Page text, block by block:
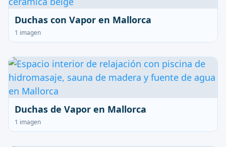
Duchas con Vapor en Mallorca
1 imagen
Duchas de Vapor en Mallorca
1 imagen